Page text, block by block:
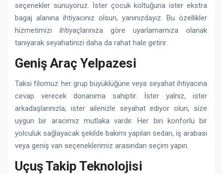
seçenekler sunuyoruz. İster çocuk koltuğuna ister ekstra
bagaj alanına ihtiyacınız olsun, yanınızdayız. Bu özellikler
hizmetimizi ihtiyaçlarınıza göre uyarlamamıza olanak
tanıyarak seyahatinizi daha da rahat hale getirir.
Geniş Araç Yelpazesi
Taksi filomuz her grup büyüklüğüne veya seyahat ihtiyacına
cevap verecek donanıma sahiptir. İster yalnız, ister
arkadaşlarınızla, ister ailenizle seyahat ediyor olun, size
uygun bir aracımız mutlaka vardır. Her biri konforlu bir
yolculuk sağlayacak şekilde bakımı yapılan sedan, iş arabası
veya geniş van seçeneklerimiz arasından seçim yapın.
Uçuş Takip Teknolojisi